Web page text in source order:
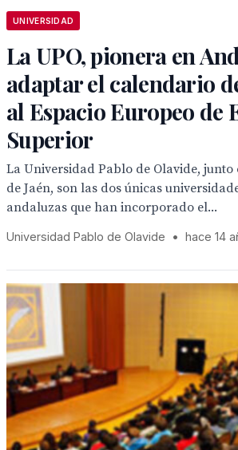
UNIVERSIDAD
La UPO, pionera en
adaptar el calendario
al Espacio Europeo de
Superior
La Universidad Pablo de Olavide,
de Jaén, son las dos únicas
andaluzas que han incorporado el...
Universidad Pablo de Olavide • hace 14